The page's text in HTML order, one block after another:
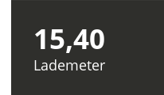
15,40
Lademeter